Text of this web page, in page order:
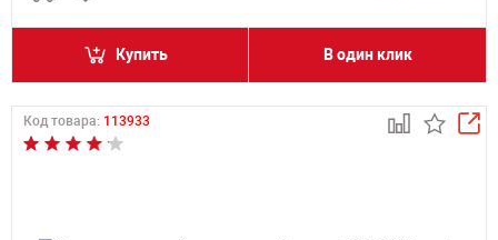
Купить В один клик
Код товара: 113933